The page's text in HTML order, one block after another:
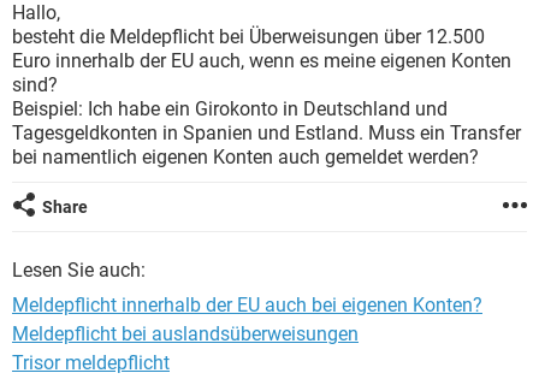
Hallo,
besteht die Meldepflicht bei Überweisungen über 12.500
Euro innerhalb der EU auch, wenn es meine eigenen Konten
sind?
Beispiel: Ich habe ein Girokonto in Deutschland und
Tagesgeldkonten in Spanien und Estland. Muss ein Transfer
bei namentlich eigenen Konten auch gemeldet werden?
Share
Lesen Sie auch:
Meldepflicht innerhalb der EU auch bei eigenen Konten?
Meldepflicht bei auslandsüberweisungen
Trisor meldepflicht